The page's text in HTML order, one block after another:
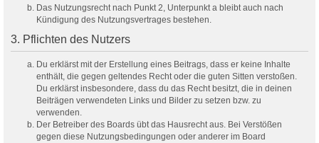
Das Nutzungsrecht nach Punkt 2, Unterpunkt a bleibt auch nach
Kündigung des Nutzungsvertrages bestehen.
3. Pflichten des Nutzers
Du erklärst mit der Erstellung eines Beitrags, dass er keine Inhalte
enthält, die gegen geltendes Recht oder die guten Sitten verstoßen.
Du erklärst insbesondere, dass du das Recht besitzt, die in deinen
Beiträgen verwendeten Links und Bilder zu setzen bzw. zu
verwenden.
Der Betreiber des Boards übt das Hausrecht aus. Bei Verstößen
gegen diese Nutzungsbedingungen oder anderer im Board